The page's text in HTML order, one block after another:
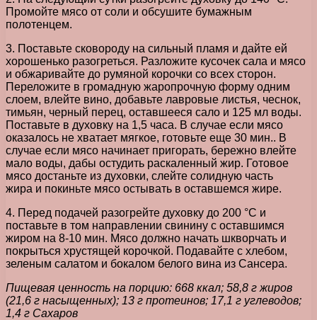
Промойте мясо от соли и обсушите бумажным
полотенцем.
3. Поставьте сковороду на сильный пламя и дайте ей
хорошенько разогреться. Разложите кусочек сала и мясо
и обжаривайте до румяной корочки со всех сторон.
Переложите в громадную жаропрочную форму одним
слоем, влейте вино, добавьте лавровые листья, чеснок,
тимьян, черный перец, оставшееся сало и 125 мл воды.
Поставьте в духовку на 1,5 часа. В случае если мясо
оказалось не хватает мягкое, готовьте еще 30 мин.. В
случае если мясо начинает пригорать, бережно влейте
мало воды, дабы остудить раскаленный жир. Готовое
мясо достаньте из духовки, слейте солидную часть
жира и покиньте мясо остывать в оставшемся жире.
4. Перед подачей разогрейте духовку до 200 °С и
поставьте в том направлении свинину с оставшимся
жиром на 8-10 мин. Мясо должно начать шкворчать и
покрыться хрустящей корочкой. Подавайте с хлебом,
зеленым салатом и бокалом белого вина из Сансера.
Пищевая ценность на порцию: 668 ккал; 58,8 г жиров
(21,6 г насыщенных); 13 г протеинов; 17,1 г углеводов;
1,4 г Сахаров